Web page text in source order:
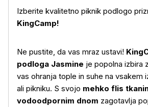
Izberite kvalitetno piknik podlogo
KingCamp!
Ne pustite, da vas mraz ustavi!
podloga Jasmine je popolna izbira
vas ohranja tople in suhe na vsakem
ali pikniku. S svojo mehko flis
vodoodpornim dnom zagotavlja